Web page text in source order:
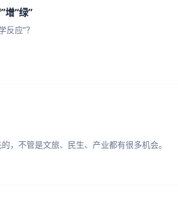
增“绿”
应”？
，不管是文旅、民生、产业都有很多机会。